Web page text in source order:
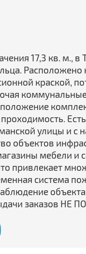
17,3 кв. м., в
Расположено
краской,
улицы и с
объектов
мебели и
привлекает
система
заказов НЕ